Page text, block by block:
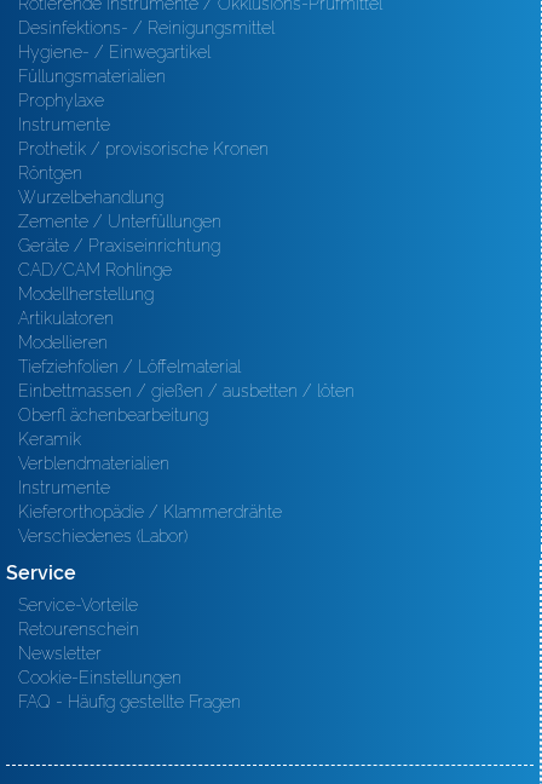
Desinfektions- / Reinigungsmittel
Hygiene- / Einwegartikel
Füllungsmaterialien
Prophylaxe
Instrumente
Prothetik / provisorische Kronen
Röntgen
Wurzelbehandlung
Zemente / Unterfüllungen
Geräte / Praxiseinrichtung
CAD/CAM Rohlinge
Modellherstellung
Artikulatoren
Modellieren
Tiefziehfolien / Löffelmaterial
Einbettmassen / gießen / ausbetten / löten
Oberfl ächenbearbeitung
Keramik
Verblendmaterialien
Instrumente
Kieferorthopädie / Klammerdrähte
Verschiedenes (Labor)
Service
Service-Vorteile
Retourenschein
Newsletter
Cookie-Einstellungen
FAQ - Häufig gestellte Fragen